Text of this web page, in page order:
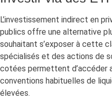
L’investissement indirect en
publics offre une alternative
souhaitant s’exposer à cette
spécialisés et des actions de
cotées permettent d’accéder
conventions habituelles de
élevées.